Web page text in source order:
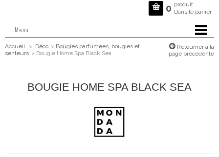
 0 produit
Dans le panier
Menu
Accueil > Déco > Bougies parfumées, bougies et
senteurs > Bougie Home Spa Black Sea
Retourner à la
page précédente
BOUGIE HOME SPA BLACK SEA